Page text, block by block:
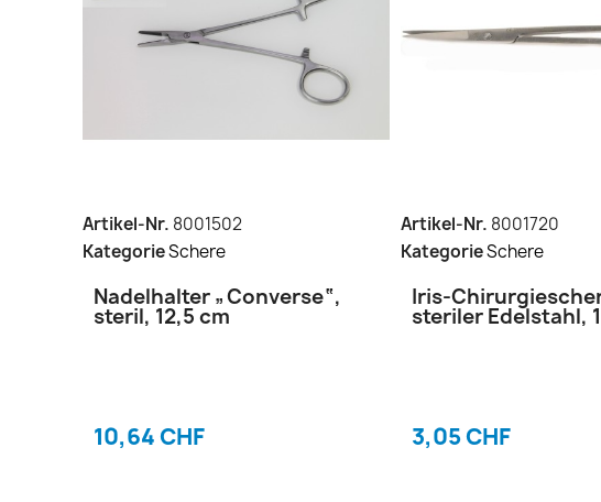
Artikel-Nr. 8001502
KategorieSchere
Nadelhalter „Converse“,
steril, 12,5 cm
10,64 CHF
Artikel-Nr. 8001720
KategorieSchere
Iris-
steriler Edelstahl,
3,05 CHF